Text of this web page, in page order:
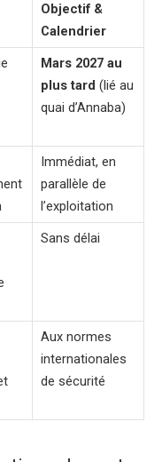
Objectif &
Calendrier
Mars 2027 au
plus tard (lié au
quai d’Annaba)
Immédiat, en
parallèle de
l’exploitation
Sans délai
Aux normes
internationales
de sécurité